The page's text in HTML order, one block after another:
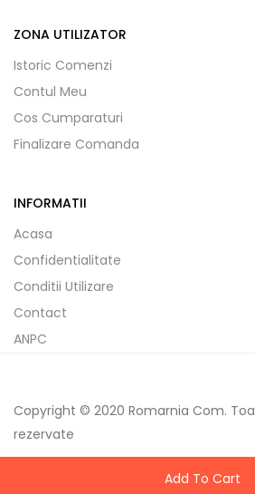
Add To Cart
ZONA UTILIZATOR
Istoric Comenzi
Contul Meu
Cos Cumparaturi
Finalizare Comanda
INFORMATII
Acasa
Confidentialitate
Conditii Utilizare
Contact
ANPC
Copyright © 2020 Romarnia Com.
rezervate